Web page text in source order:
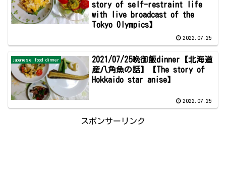
story of self-restraint life
with live broadcast of the
Tokyo Olympics】
2022.07.25
japanese food dinner
2021/07/25晩御飯dinner【北海道
産八角魚の話】【The story of
Hokkaido star anise】
2022.07.25
スポンサーリンク